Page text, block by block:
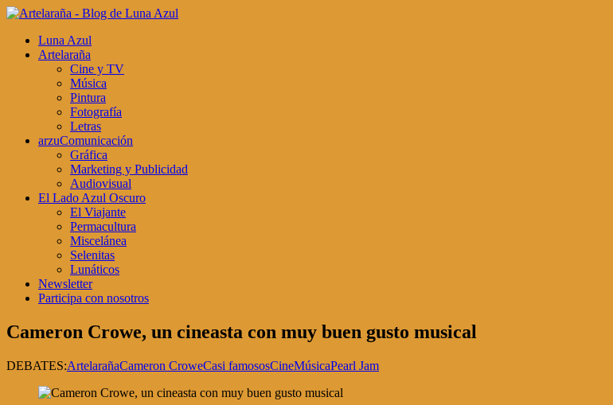
Luna Azul
Artelaraña
Cine y TV
Música
Pintura
Fotografía
Letras
arzuComunicación
Gráfica
Marketing y Publicidad
Audiovisual
El Lado Azul Oscuro
El Viajante
Permacultura
Miscelánea
Selenitas
Lunáticos
Newsletter
Participa con nosotros
Cameron Crowe, un cineasta con muy buen gusto musical
DEBATES:ArtelarañaCameron CroweCasi famososCineMúsicaPearl Jam